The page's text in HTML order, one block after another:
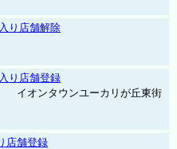
り店舗解除
り店舗登録
イオンタウンユーカリが丘東街
店舗登録